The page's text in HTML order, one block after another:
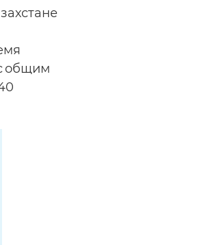
общим